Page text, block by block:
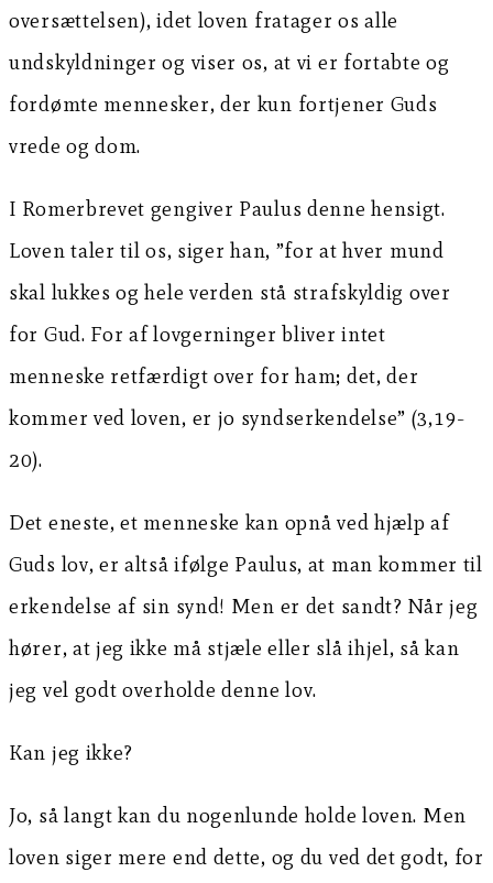
oversættelsen), idet loven fratager os alle
undskyldninger og viser os, at vi er fortabte og
fordømte mennesker, der kun fortjener Guds
vrede og dom.
I Romerbrevet gengiver Paulus denne hensigt.
Loven taler til os, siger han, ”for at hver mund
skal lukkes og hele verden stå strafskyldig over
for Gud. For af lovgerninger bliver intet
menneske retfærdigt over for ham; det, der
kommer ved loven, er jo syndserkendelse” (3,19-
20).
Det eneste, et menneske kan opnå ved hjælp af
Guds lov, er altså ifølge Paulus, at man kommer til
erkendelse af sin synd! Men er det sandt? Når jeg
hører, at jeg ikke må stjæle eller slå ihjel, så kan
jeg vel godt overholde denne lov.
Kan jeg ikke?
Jo, så langt kan du nogenlunde holde loven. Men
loven siger mere end dette, og du ved det godt, for